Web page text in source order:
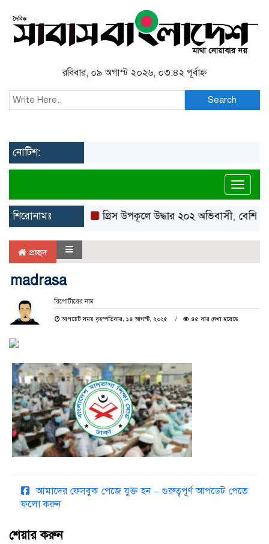
রবিবার, ০৯ অগাস্ট ২০২৬, ০৩:৪২ পূর্বাহ্ন
Search
নোটিশ:
শিরোনামঃ গ্রিস উপকূলে উদ্ধার ২০২ অভিবাসী,
প্রচ্ছদ
madrasa
রিপোর্টারের নাম
আপডেট সময় বৃহস্পতিবার, ১৪ আগস্ট, ২০২৫ ৪৫ বার দেখা হয়েছে
আমাদের ফেসবুক পেজে যুক্ত হন – গুরুত্বপূর্ণ আপডেট পেতে
ফলো করুন
শেয়ার করুন